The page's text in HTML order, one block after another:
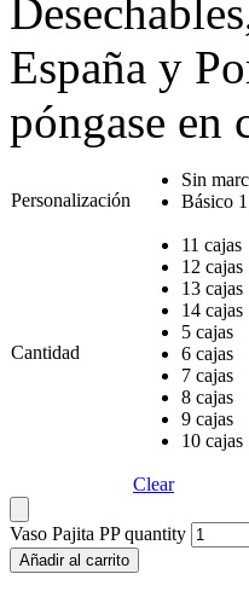
España y
póngase en
Personalización
Sin
Básico
Cantidad
11 cajas
12 cajas
13 cajas
14 cajas
5 cajas
6 cajas
7 cajas
8 cajas
9 cajas
10 cajas
Clear
Vaso Pajita PP quantity
Añadir al carrito